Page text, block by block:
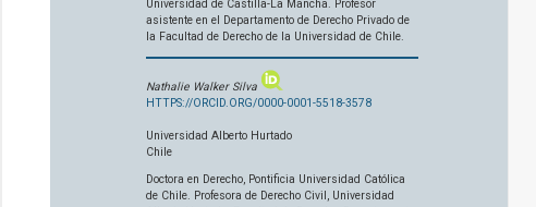
Universidad de Castilla-La Mancha. Profesor
asistente en el Departamento de Derecho Privado de
la Facultad de Derecho de la Universidad de Chile.
Nathalie Walker Silva
HTTPS://ORCID.ORG/0000-0001-5518-3578
Universidad Alberto Hurtado
Chile
Doctora en Derecho, Pontificia Universidad Católica
de Chile. Profesora de Derecho Civil, Universidad